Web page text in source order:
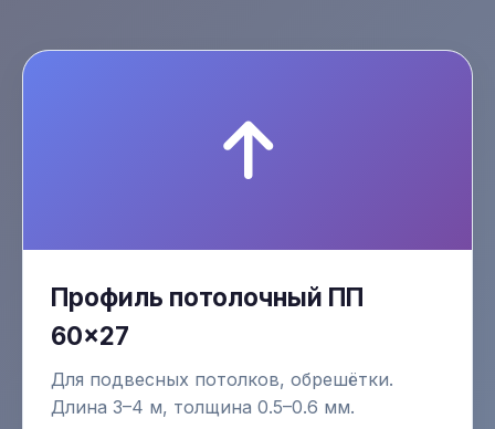
Профиль потолочный ПП
60×27
Для подвесных потолков, обрешётки.
Длина 3–4 м, толщина 0.5–0.6 мм.